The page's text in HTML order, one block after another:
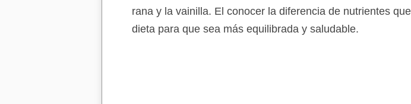
rana y la vainilla. El conocer la diferencia de nutrientes
dieta para que sea más equilibrada y saludable.